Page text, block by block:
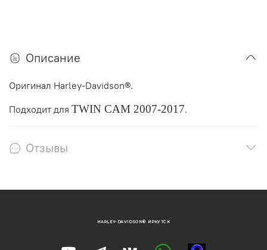
Описание
Оригинал Harley-Davidson®.
Подходит для TWIN CAM 2007-2017.
Отзывы
HARLEY-DAVIDSON® ИРКУТСК